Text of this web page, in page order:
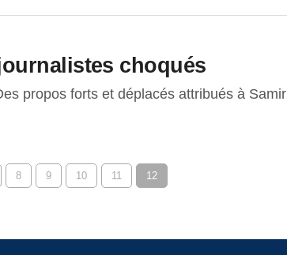
choqués
propos forts et déplacés attribués à Samir
8 9 10 11 12